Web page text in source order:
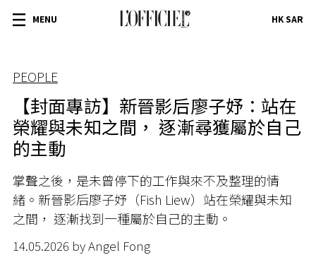
MENU HK SAR
PEOPLE
【封面專訪】新晉影后廖子妤：站在
榮耀與未知之間， 逐漸尋獲屬於自己
的主動
掌聲之後，是未曾停下的工作與來不及整理的情
緒。新晉影后廖子妤（Fish Liew）站在榮耀與未知
之間， 逐漸找到一種屬於自己的主動。
14.05.2026 by Angel Fong